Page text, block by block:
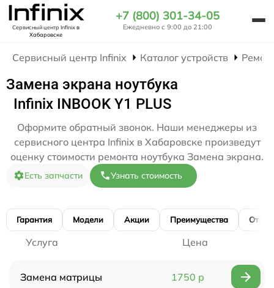
Сервисный центр Infinixв
Хабаровске
+7 (800) 301-34-05
Ежедневно с 9:00 до 21:00
Сервисный центр Infinix Каталог устройств
Замена экрана ноутбука
Infinix INBOOK Y1 PLUS
Оформите обратный звонок. Наши менеджеры из
сервисного центра Infinix в Хабаровске произведут
оценку стоимости ремонта ноутбука Замена экрана.
Есть запчасти Узнать стоимость
Гарантия Модели Акции Преимущества
Услуга Цена
Замена матрицы 1750 р